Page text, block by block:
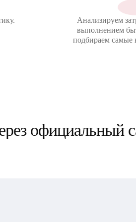
Анализируем
выполнением
подбираем самые
официальный